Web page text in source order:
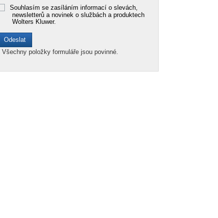
Souhlasím se zasíláním informací o slevách,
newsletterů a novinek o službách a produktech
Wolters Kluwer.
Všechny položky formuláře jsou povinné.